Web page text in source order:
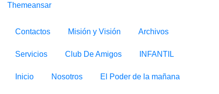
Themeansar
Contactos Misión y Visión Archivos
Servicios Club De Amigos INFANTIL
Inicio Nosotros El Poder de la mañana